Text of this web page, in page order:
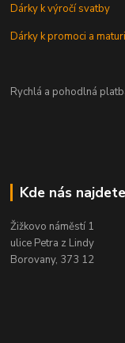
Dárky k výročí svatby
Dárky k promoci a
Rychlá a pohodlná
Kde nás najdete
Žižkovo náměstí 1
ulice Petra z Lindy
Borovany, 373 12